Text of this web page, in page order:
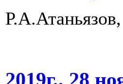
2019г., 28